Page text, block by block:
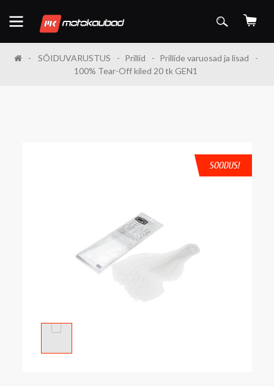
SÕIDUVARUSTUS Prillid
Prillide varuosad ja lisad
100% Tear-Off kiled 20 tk GEN1
SOODUS!